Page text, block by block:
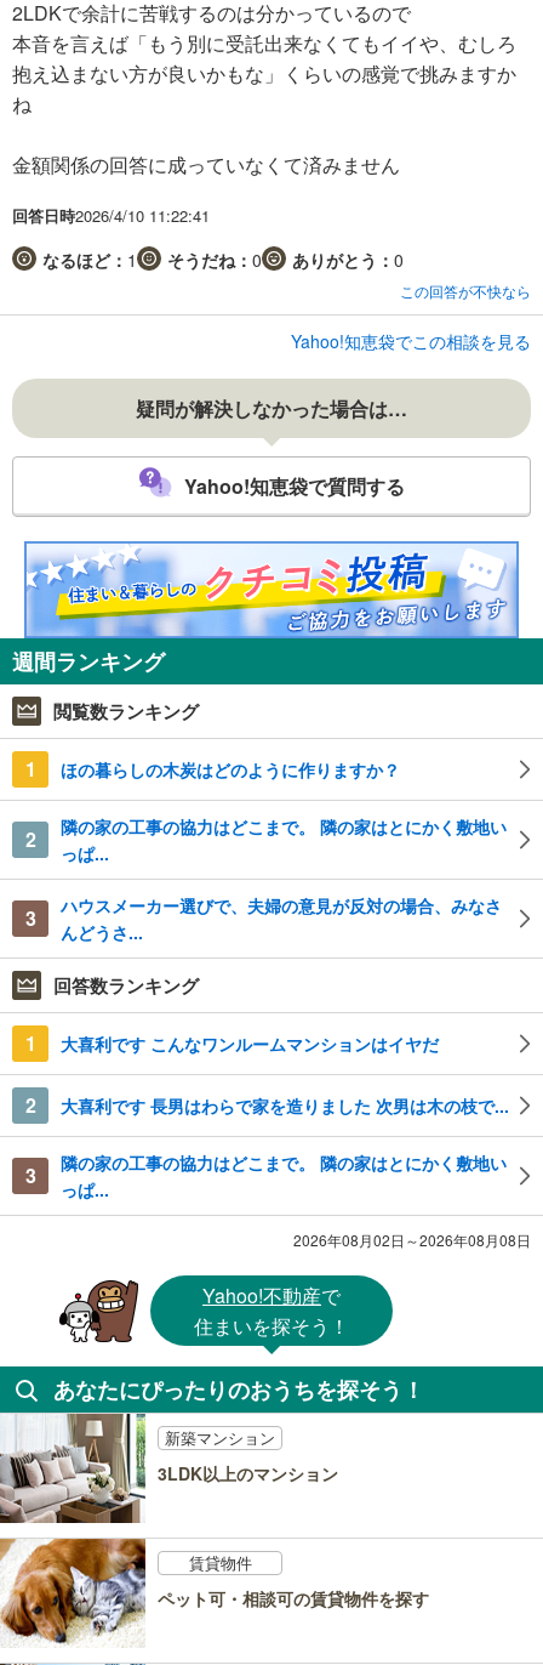
2LDKで余計に苦戦するのは分かっているので
本音を言えば「もう別に受託出来なくてもイイや、むしろ
抱え込まない方が良いかもな」くらいの感覚で挑みますか
ね
金額関係の回答に成っていなくて済みません
回答日時2026/4/10 11:22:41
なるほど： 1 そうだね： 0 ありがとう： 0
この回答が不快なら
Yahoo!知恵袋でこの相談を見る
疑問が解決しなかった場合は…
Yahoo!知恵袋で質問する
週間ランキング
閲覧数ランキング
1 ほの暮らしの木炭はどのように作りますか？
2
隣の家の工事の協力はどこまで。 隣の家はとにかく敷地い
っぱ...
3
ハウスメーカー選びで、夫婦の意見が反対の場合、みなさ
んどうさ...
回答数ランキング
1 大喜利です こんなワンルームマンションはイヤだ
2 大喜利です 長男はわらで家を造りました 次男は木の枝で...
3
隣の家の工事の協力はどこまで。 隣の家はとにかく敷地い
っぱ...
2026年08月02日～2026年08月08日
Yahoo!不動産で
住まいを探そう！
あなたにぴったりのおうちを探そう！
新築マンション
3LDK以上のマンション
賃貸物件
ペット可・相談可の賃貸物件を探す